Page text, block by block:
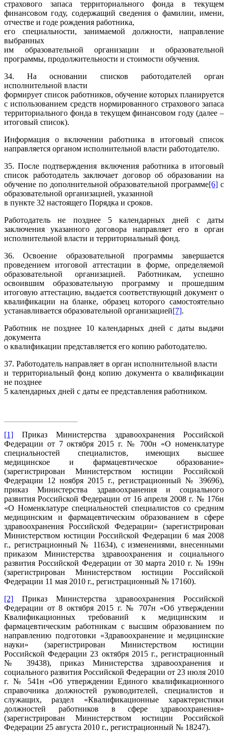
страхового запаса территориального фонда в текущем
финансовом году, содержащий сведения о фамилии, имени,
отчестве и годе рождения работника,
его специальности, занимаемой должности, направление
выбранных
им образовательной организации и образовательной
программы, продолжительности и стоимости обучения.
34. На основании списков работодателей орган
исполнительной власти
формирует список работников, обучение которых планируется
с использованием средств нормированного страхового запаса
территориального фонда в текущем финансовом году (далее –
итоговый список).
Информация о включении работника в итоговый список
направляется органом исполнительной власти работодателю.
35. После подтверждения включения работника в итоговый
список работодатель заключает договор об образовании на
обучение по дополнительной образовательной программе[6] с
образовательной организацией, указанной
в пункте 32 настоящего Порядка и сроков.
Работодатель не позднее 5 календарных дней с даты
заключения указанного договора направляет его в орган
исполнительной власти и территориальный фонд.
36. Освоение образовательной программы завершается
проведением итоговой аттестации в форме, определяемой
образовательной организацией. Работникам, успешно
освоившим образовательную программу и прошедшим
итоговую аттестацию, выдается соответствующий документ о
квалификации на бланке, образец которого самостоятельно
устанавливается образовательной организацией[7].
Работник не позднее 10 календарных дней с даты выдачи
документа
о квалификации представляется его копию работодателю.
37. Работодатель направляет в орган исполнительной власти
и территориальный фонд копию документа о квалификации
не позднее
5 календарных дней с даты ее представления работником.
[1] Приказ Министерства здравоохранения Российской
Федерации от 7 октября 2015 г. № 700н «О номенклатуре
специальностей специалистов, имеющих высшее
медицинское и фармацевтическое образование»
(зарегистрирован Министерством юстиции Российской
Федерации 12 ноября 2015 г., регистрационный № 39696),
приказ Министерства здравоохранения и социального
развития Российской Федерации от 16 апреля 2008 г. № 176н
«О Номенклатуре специальностей специалистов со средним
медицинским и фармацевтическим образованием в сфере
здравоохранения Российской Федерации» (зарегистрирован
Министерством юстиции Российской Федерации 6 мая 2008
г., регистрационный № 11634), с изменениями, внесенными
приказом Министерства здравоохранения и социального
развития Российской Федерации от 30 марта 2010 г. № 199н
(зарегистрирован Министерством юстиции Российской
Федерации 11 мая 2010 г., регистрационный № 17160).
[2] Приказ Министерства здравоохранения Российской
Федерации от 8 октября 2015 г. № 707н «Об утверждении
Квалификационных требований к медицинским и
фармацевтическим работникам с высшим образованием по
направлению подготовки «Здравоохранение и медицинские
науки» (зарегистрирован Министерством юстиции
Российской Федерации 23 октября 2015 г., регистрационный
№ 39438), приказ Министерства здравоохранения и
социального развития Российской Федерации от 23 июля 2010
г. № 541н «Об утверждении Единого квалификационного
справочника должностей руководителей, специалистов и
служащих, раздел «Квалификационные характеристики
должностей работников в сфере здравоохранения»
(зарегистрирован Министерством юстиции Российской
Федерации 25 августа 2010 г., регистрационный № 18247).